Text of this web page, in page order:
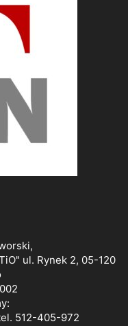
ul. Rynek 2, 05-120
512-405-972